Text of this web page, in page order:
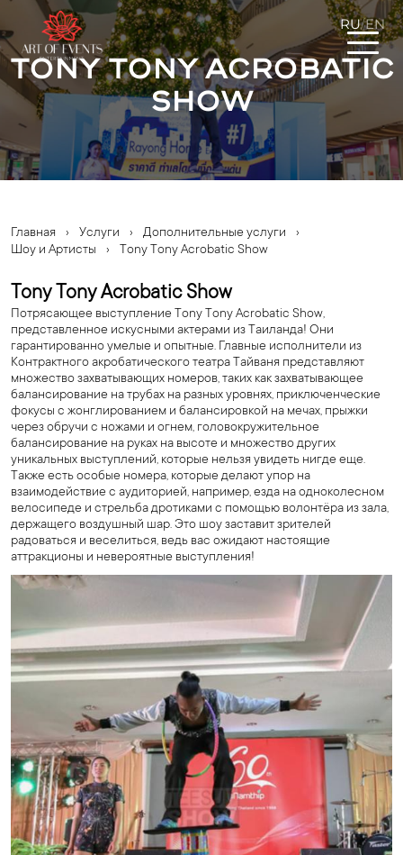
RU/EN
Tony Tony Acrobatic
Show
Главная › Услуги › Дополнительные услуги
›
Шоу и Артисты
› Tony Tony Acrobatic Show
Tony Tony Acrobatic Show
Потрясающее выступление Tony Tony Acrobatic Show,
представленное искусными актерами из Таиланда! Они
гарантированно умелые и опытные. Главные исполнители из
Контрактного акробатического театра Тайваня представляют
множество захватывающих номеров, таких как захватывающее
балансирование на трубах на разных уровнях, приключенческие
фокусы с жонглированием и балансировкой на мечах, прыжки
через обручи с ножами и огнем, головокружительное
балансирование на руках на высоте и множество других
уникальных выступлений, которые нельзя увидеть нигде еще.
Также есть особые номера, которые делают упор на
взаимодействие с аудиторией, например, езда на одноколесном
велосипеде и стрельба дротиками с помощью волонтёра из зала,
держащего воздушный шар. Это шоу заставит зрителей
радоваться и веселиться, ведь вас ожидают настоящие
аттракционы и невероятные выступления!